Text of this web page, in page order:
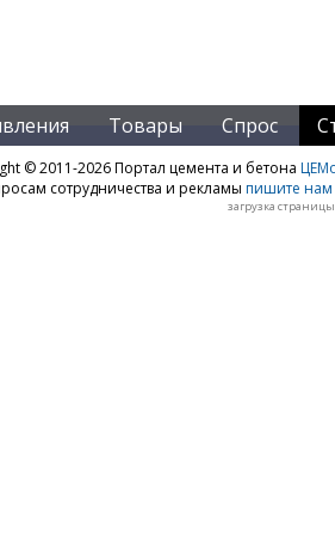
Товары Спрос
© 2011-2026 Портал цемента и бетона
сотрудничества и рекламы пишите нам
загрузка